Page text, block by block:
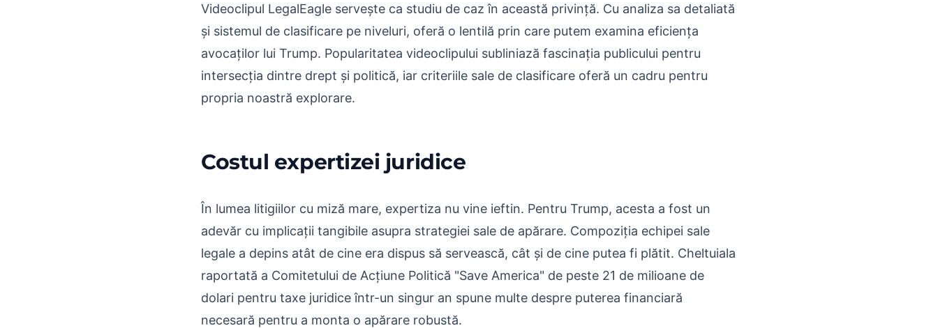
Videoclipul LegalEagle servește ca studiu de caz în această privință. Cu analiza sa detaliată
și sistemul de clasificare pe niveluri, oferă o lentilă prin care putem examina eficiența
avocaților lui Trump. Popularitatea videoclipului subliniază fascinația publicului pentru
intersecția dintre drept și politică, iar criteriile sale de clasificare oferă un cadru pentru
propria noastră explorare.
Costul expertizei juridice
În lumea litigiilor cu miză mare, expertiza nu vine ieftin. Pentru Trump, acesta a fost un
adevăr cu implicații tangibile asupra strategiei sale de apărare. Compoziția echipei sale
legale a depins atât de cine era dispus să servească, cât și de cine putea fi plătit. Cheltuiala
raportată a Comitetului de Acțiune Politică "Save America" de peste 21 de milioane de
dolari pentru taxe juridice într-un singur an spune multe despre puterea financiară
necesară pentru a monta o apărare robustă.